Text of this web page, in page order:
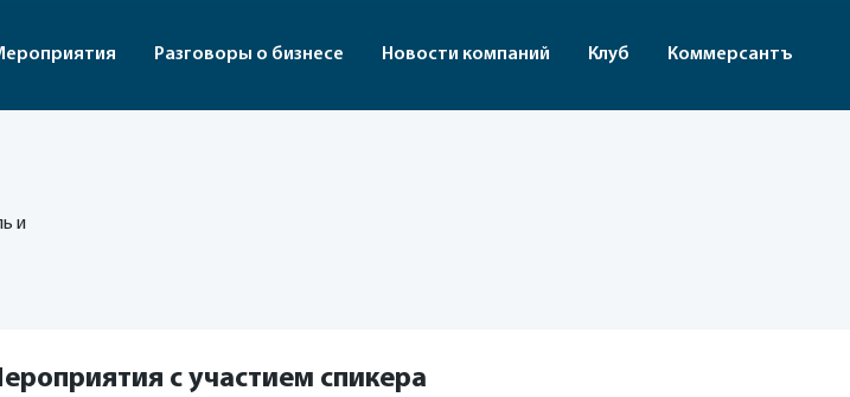
Разговоры о бизнесе Новости компаний Клуб Коммерсантъ
и
с участием спикера